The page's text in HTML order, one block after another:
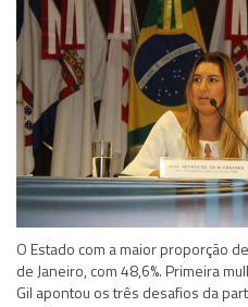
O Estado com a maior proporção
de Janeiro, com 48,6%. Primeira
Gil apontou os três desafios da